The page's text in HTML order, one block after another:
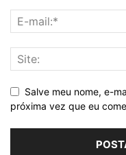
Salve meu nome, e-
próxima vez que eu